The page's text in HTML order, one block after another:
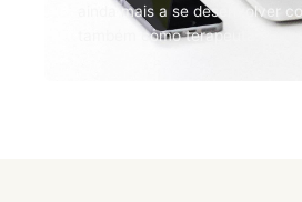
ainda mais a se desenvolver
também como terapeuta.